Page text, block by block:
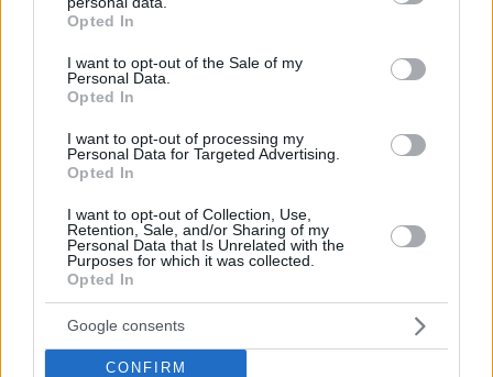
grant or deny consent to Google and its third-party tags to
use your data for below specified purposes in below Google
consent section.
Opted In
I want to opt-out of the Sale of my
Personal Data.
Opted In
I want to opt-out of processing my
Personal Data for Targeted Advertising.
Opted In
I want to opt-out of Collection, Use,
Retention, Sale, and/or Sharing of my
Personal Data that Is Unrelated with the
Purposes for which it was collected.
Opted In
Google consents
CONFIRM